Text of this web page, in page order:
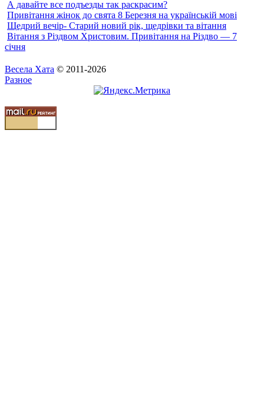
А давайте все подъезды так раскрасим?
Привітання жінок до свята 8 Березня на українській мові
Щедрий вечір- Старий новий рік, щедрівки та вітання
Вітання з Різдвом Христовим. Привітання на Різдво — 7
січня
Весела Хата © 2011-2026
Разное